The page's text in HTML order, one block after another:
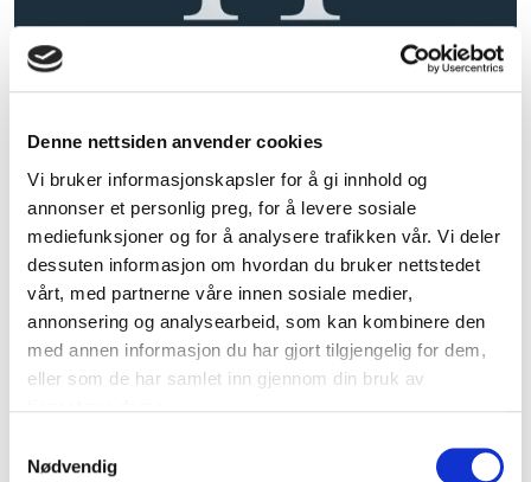
Denne nettsiden anvender cookies
Vi bruker informasjonskapsler for å gi innhold og
annonser et personlig preg, for å levere sosiale
mediefunksjoner og for å analysere trafikken vår. Vi deler
dessuten informasjon om hvordan du bruker nettstedet
vårt, med partnerne våre innen sosiale medier,
annonsering og analysearbeid, som kan kombinere den
med annen informasjon du har gjort tilgjengelig for dem,
eller som de har samlet inn gjennom din bruk av
Nødvendig
Tidene endres, det gir nye muligheter og nye
utfordringer. For å kunne tilby pårørende best mulig